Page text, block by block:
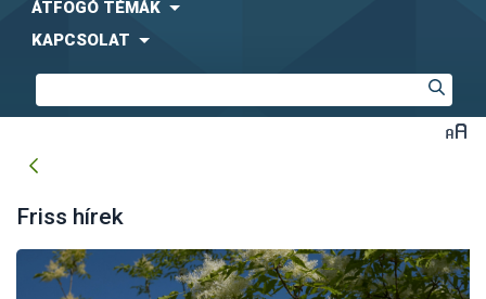
ÁTFOGÓ TÉMÁK
KAPCSOLAT
Friss hírek